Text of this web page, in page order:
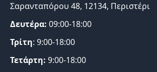
Σαρανταπόρου 48, 12134, Περιστέρι
Δευτέρα: 09:00-18:00
Τρίτη: 9:00-18:00
Τετάρτη: 9:00-18:00